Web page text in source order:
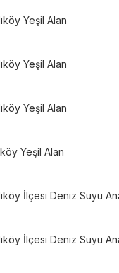
Yeşil Alan
Yeşil Alan
Yeşil Alan
Yeşil Alan
İlçesi Deniz Suyu
İlçesi Deniz Suyu